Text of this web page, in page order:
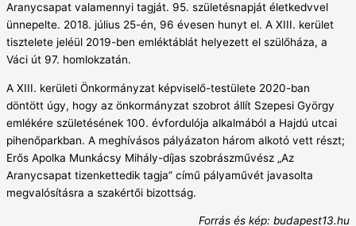
Aranycsapat valamennyi tagját. 95. születésnapját életkedvvel
ünnepelte. 2018. július 25-én, 96 évesen hunyt el. A XIII. kerület
tisztelete jeléül 2019-ben emléktáblát helyezett el szülőháza, a
Váci út 97. homlokzatán.
A XIII. kerületi Önkormányzat képviselő-testülete 2020-ban
döntött úgy, hogy az önkormányzat szobrot állít Szepesi György
emlékére születésének 100. évfordulója alkalmából a Hajdú utcai
pihenőparkban. A meghívásos pályázaton három alkotó vett részt;
Erős Apolka Munkácsy Mihály-díjas szobrászművész „Az
Aranycsapat tizenkettedik tagja” című pályaművét javasolta
megvalósításra a szakértői bizottság.
Forrás és kép: budapest13.hu